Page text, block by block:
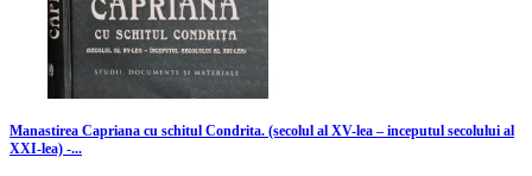
Manastirea Capriana cu schitul Condrita. (secolul al XV-lea – inceputul secolului al
XXI-lea) -...